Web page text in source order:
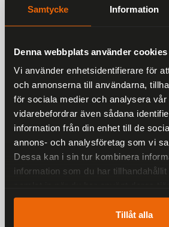
Samtycke Information
Denna webbplats använder cookies
Vi använder enhetsidentifierare för
och annonserna till användarna,
för sociala medier och analysera
vidarebefordrar även sådana
information från din enhet till de
annons- och analysföretag som vi
Dessa kan i sin tur kombinera
information som du har
Tillåt alla
Bluetooth®-anslutning till
mobiltelefon eller andra enheter.
FM-radio.
Röstkommandofunktion på 8
Stöd för Siri och Google Voice.
HD-högtalare med ett premium
harman kardon.
Liknande